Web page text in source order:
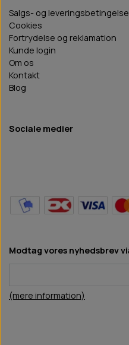
Salgs- og
Cookies
Fortrydelse og reklamation
Kunde login
Om os
Kontakt
Blog
Sociale medier
Modtag vores nyhedsbrev
(mere information)